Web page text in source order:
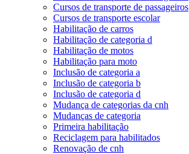
Cursos de transporte de passageiros
Cursos de transporte escolar
Habilitação de carros
Habilitação de categoria d
Habilitação de motos
Habilitação para moto
Inclusão de categoria a
Inclusão de categoria b
Inclusão de categoria d
Mudança de categorias da cnh
Mudanças de categoria
Primeira habilitação
Reciclagem para habilitados
Renovação de cnh